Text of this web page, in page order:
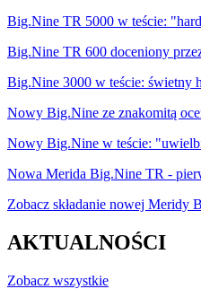
Big.Nine TR 5000 w teście:
Big.Nine TR 600 doceniony
Big.Nine 3000 w teście: świetny
Nowy Big.Nine ze znakomitą
Nowy Big.Nine w teście:
Nowa Merida Big.Nine TR -
Zobacz składanie nowej Meridy
AKTUALNOŚCI
Zobacz wszystkie